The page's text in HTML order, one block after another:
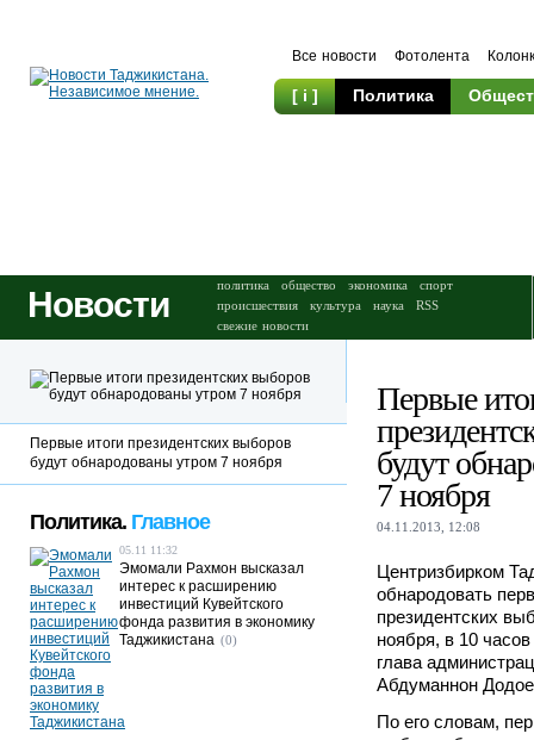
Все новости Фотолента
[ i ] Политика
Новости политика общество экономика
спорт
происшествия
культура наука
RSS
свежие новости
Первые
будут
7 ноября
04.11.2013, 12:08
Центризбирком
обнародовать
президентских
ноября, в 10
глава
Абдуманнон
По его словам,
Первые итоги президентских выборов
будут обнародованы утром 7 ноября
Политика. Главное
05.11 11:32
Эмомали Рахмон высказал
интерес к расширению
инвестиций Кувейтского
фонда развития в экономику
Таджикистана (0)